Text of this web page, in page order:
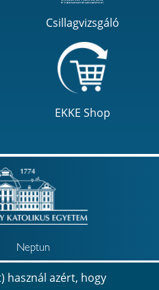
használ azért, hogy
Csillagvizsgáló
EKKE Shop
Neptun
Jövőkép